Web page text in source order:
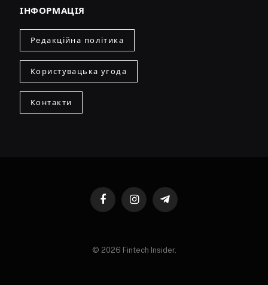
ІНФОРМАЦІЯ
Редакційна політика
Користувацька угода
Контакти
FacebookInstagramTelegram
© 2026 Fintech Insider.